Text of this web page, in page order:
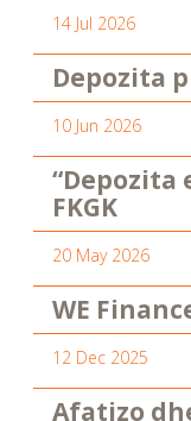
14 Jul 2026
Depozita
10 Jun 2026
“Depozita
FKGK
20 May 2026
WE
12 Dec 2025
Afatizo